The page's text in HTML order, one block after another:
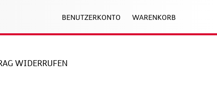
BENUTZERKONTO WARENKORB
WIDERRUFEN